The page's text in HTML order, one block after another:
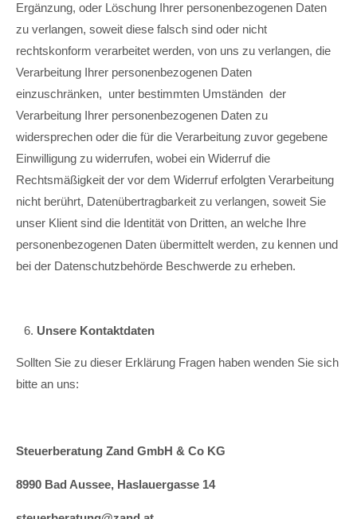
Ergänzung, oder Löschung Ihrer personenbezogenen Daten
zu verlangen, soweit diese falsch sind oder nicht
rechtskonform verarbeitet werden, von uns zu verlangen, die
Verarbeitung Ihrer personenbezogenen Daten
einzuschränken, unter bestimmten Umständen der
Verarbeitung Ihrer personenbezogenen Daten zu
widersprechen oder die für die Verarbeitung zuvor gegebene
Einwilligung zu widerrufen, wobei ein Widerruf die
Rechtsmäßigkeit der vor dem Widerruf erfolgten Verarbeitung
nicht berührt, Datenübertragbarkeit zu verlangen, soweit Sie
unser Klient sind die Identität von Dritten, an welche Ihre
personenbezogenen Daten übermittelt werden, zu kennen und
bei der Datenschutzbehörde Beschwerde zu erheben.
Unsere Kontaktdaten
Sollten Sie zu dieser Erklärung Fragen haben wenden Sie sich
bitte an uns:
Steuerberatung Zand GmbH & Co KG
8990 Bad Aussee, Haslauergasse 14